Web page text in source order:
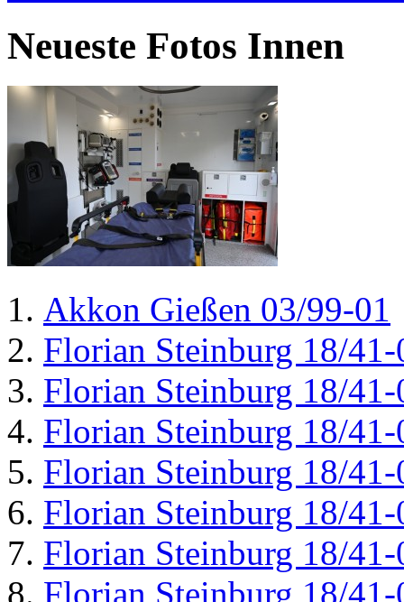
Neueste Fotos Innen
Akkon Gießen 03/99-01
Florian Steinburg 18/41-
Florian Steinburg 18/41-
Florian Steinburg 18/41-
Florian Steinburg 18/41-
Florian Steinburg 18/41-
Florian Steinburg 18/41-
Florian Steinburg 18/41-